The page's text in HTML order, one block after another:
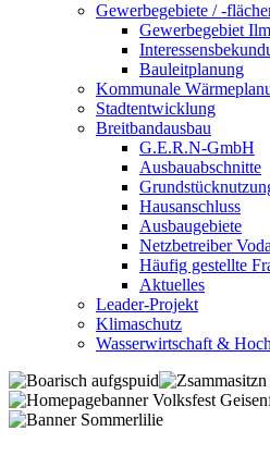
Gewerbegebiete / -
Gewerbegebiet
Bauleitplanung
Kommunale
Stadtentwicklung
Breitbandausbau
G.E.R.N-GmbH
Ausbauabschnitte
Hausanschluss
Ausbaugebiete
Netzbetreiber
Häufig gestellte
Aktuelles
Leader-Projekt
Klimaschutz
Wasserwirtschaft &